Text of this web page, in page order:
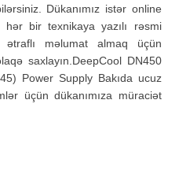
Dükanımız istər online
bir texnikaya yazılı rəsmi
məlumat almaq üçün
saxlayın .DeepCool DN450
Power Supply Bakıda ucuz
üçün dükanımıza müraciət